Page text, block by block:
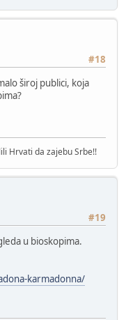
#18
široj publici, koja
Hrvati da zajebu Srbe!!
#19
u bioskopima.
karmadonna/